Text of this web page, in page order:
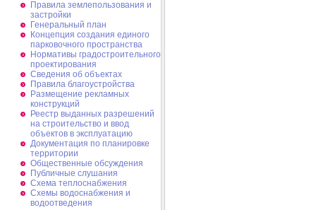
Правила землепользования и
застройки
Генеральный план
Концепция создания единого
парковочного пространства
Нормативы градостроительного
проектирования
Сведения об объектах
Правила благоустройства
Размещение рекламных
конструкций
Реестр выданных разрешений
на строительство и ввод
объектов в эксплуатацию
Документация по планировке
территории
Общественные обсуждения
Публичные слушания
Схема теплоснабжения
Схемы водоснабжения и
водоотведения